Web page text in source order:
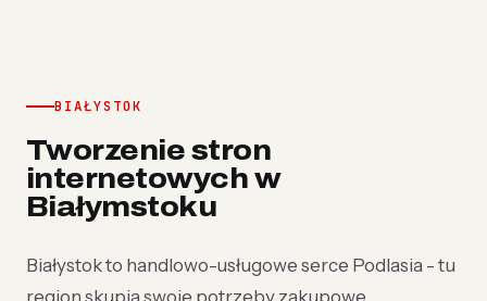
BIAŁYSTOK
Tworzenie stron
internetowych w
Białymstoku
Białystok to handlowo-usługowe serce Podlasia - tu
region skupia swoje potrzeby zakupowe,